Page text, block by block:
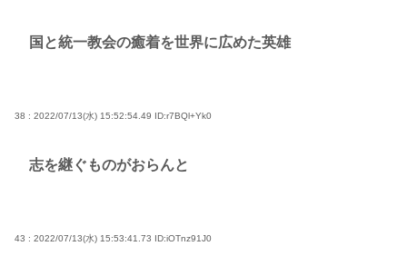
国と統一教会の癒着を世界に広めた英雄
38 : 2022/07/13(水) 15:52:54.49 ID:r7BQl+Yk0
志を継ぐものがおらんと
43 : 2022/07/13(水) 15:53:41.73 ID:iOTnz91J0